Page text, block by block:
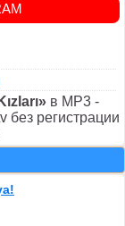
в MP3 -
без регистрации